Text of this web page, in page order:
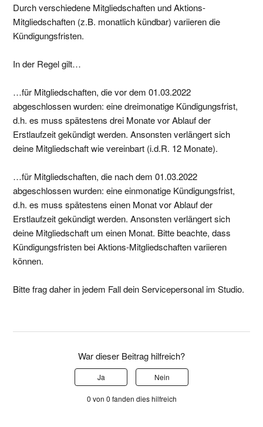
Durch verschiedene Mitgliedschaften und Aktions-
Mitgliedschaften (z.B. monatlich kündbar) variieren die
Kündigungsfristen.
In der Regel gilt…
…für Mitgliedschaften, die vor dem 01.03.2022
abgeschlossen wurden: eine dreimonatige Kündigungsfrist,
d.h. es muss spätestens drei Monate vor Ablauf der
Erstlaufzeit gekündigt werden. Ansonsten verlängert sich
deine Mitgliedschaft wie vereinbart (i.d.R. 12 Monate).
…für Mitgliedschaften, die nach dem 01.03.2022
abgeschlossen wurden: eine einmonatige Kündigungsfrist,
d.h. es muss spätestens einen Monat vor Ablauf der
Erstlaufzeit gekündigt werden. Ansonsten verlängert sich
deine Mitgliedschaft um einen Monat. Bitte beachte, dass
Kündigungsfristen bei Aktions-Mitgliedschaften variieren
können.
Bitte frag daher in jedem Fall dein Servicepersonal im Studio.
War dieser Beitrag hilfreich?
Ja Nein
0 von 0 fanden dies hilfreich